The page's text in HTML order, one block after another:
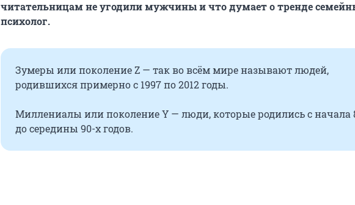
читательницам не угодили мужчины и что думает о тренде
психолог.
Зумеры или поколение Z — так во всём мире называют людей,
родившихся примерно с 1997 по 2012 годы.
Миллениалы или поколение Y — люди, которые родились с начала
до середины 90-х годов.